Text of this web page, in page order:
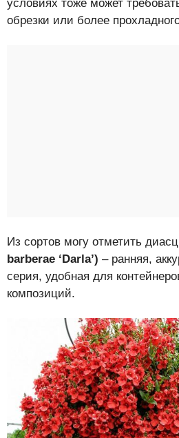
условиях тоже может
обрезки или более
Из сортов могу отметить
barberae ‘Darla’) – ранняя,
серия, удобная для
композиций.